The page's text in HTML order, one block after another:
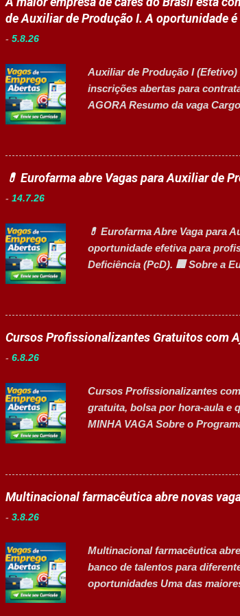
estudantes em projetos
Disponibilizar materiais
desenvolv...
de Auxiliar de Produção I. A oportunidade
- 5.8.26
Auxiliar de Produção I
inscrições abertas para
AGORA Resumo da vaga
de 2026 Acessibilidade: Vaga
atividades Preparar e
insumos utilizados na
e manter o ambiente de
Requisitos Ensino Médio
💊 Eurofarma abre Vagas para Auxiliar de
- 14.7.26
💊 Eurofarma Abre Vaga para
oportunidade efetiva para
Deficiência (PcD). 🏢 Sobre a
qualidade e compromisso
colaboradores e figura entre
oportunidades de
diversidade e inclusão. 👉
produção; ✅ Auxiliar no setup
materiais recebidos e realizar
Cursos Profissionalizantes Gratuitos com
- 6.8.26
Cursos Profissionalizantes
gratuita, bolsa por hora-aula e
MINHA VAGA Sobre o
e capacitação técnica em
e da certificação reconhecida,
em R$ 6,00 por hora-aula
durante todo o período de
Comercial (Turma Vespertina)
Aulas de 13h...
Multinacional farmacêutica abre novas
- 3.8.26
Multinacional farmacêutica
banco de talentos para
oportunidades Uma das